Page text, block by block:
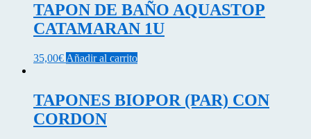
TAPON DE BAÑO AQUASTOP
CATAMARAN 1U
35,00€ Añadir al carrito
TAPONES BIOPOR (PAR) CON
CORDON